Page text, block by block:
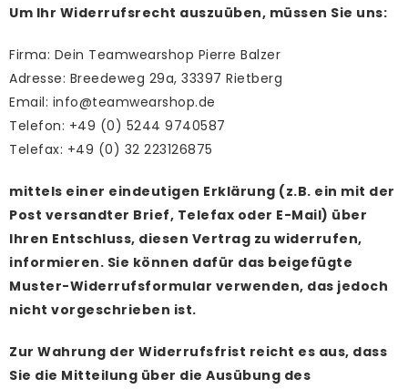
Um Ihr Widerrufsrecht auszuüben, müssen Sie uns:
Firma: Dein Teamwearshop Pierre Balzer
Adresse: Breedeweg 29a, 33397 Rietberg
Email: info@teamwearshop.de
Telefon: +49 (0) 5244 9740587
Telefax: +49 (0) 32 223126875
mittels einer eindeutigen Erklärung (z.B. ein mit der
Post versandter Brief, Telefax oder E-Mail) über
Ihren Entschluss, diesen Vertrag zu widerrufen,
informieren. Sie können dafür das beigefügte
Muster-Widerrufsformular verwenden, das jedoch
nicht vorgeschrieben ist.
Zur Wahrung der Widerrufsfrist reicht es aus, dass
Sie die Mitteilung über die Ausübung des